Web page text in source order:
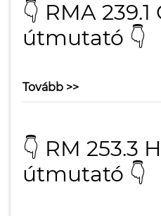
👇 RMA
útmutató 👇
Tovább >>
👇 RM 253.3
útmutató 👇